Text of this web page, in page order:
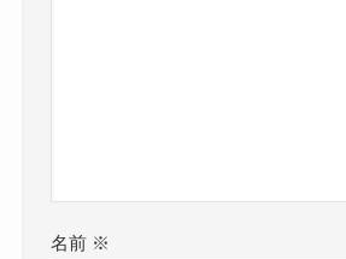
名前 ※